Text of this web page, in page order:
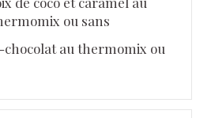
ou sans
au thermomix ou